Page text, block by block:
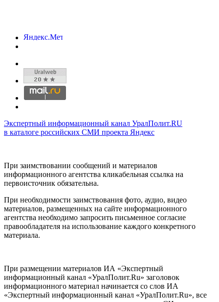
Экспертный информационный канал УралПолит.RU
в каталоге российских СМИ проекта Яндекс
При заимствовании сообщений и материалов
информационного агентства кликабельная ссылка на
первоисточник обязательна.
При необходимости заимствования фото, аудио, видео
материалов, размещенных на сайте информационного
агентства необходимо запросить письменное согласие
правообладателя на использование каждого конкретного
материала.
При размещении материалов ИА «Экспертный
информационный канал «УралПолит.Ru» заголовок
информационного материал начинается со слов ИА
«Экспертный информационный канал «УралПолит.Ru», все